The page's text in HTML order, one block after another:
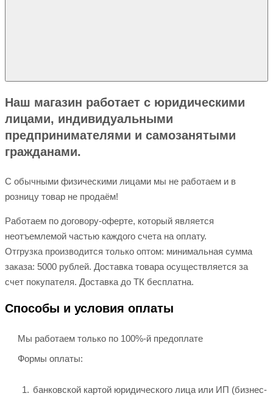
Наш магазин работает с юридическими
лицами, индивидуальными
предпринимателями и самозанятыми
гражданами.
С обычными физическими лицами мы не работаем и в
розницу товар не продаём!
Работаем по договору-оферте, который является
неотъемлемой частью каждого счета на оплату.
Отгрузка производится только оптом: минимальная сумма
заказа: 5000 рублей. Доставка товара осуществляется за
счет покупателя. Доставка до ТК бесплатна.
Способы и условия оплаты
Мы работаем только по 100%-й предоплате
Формы оплаты:
банковской картой юридического лица или ИП (бизнес-